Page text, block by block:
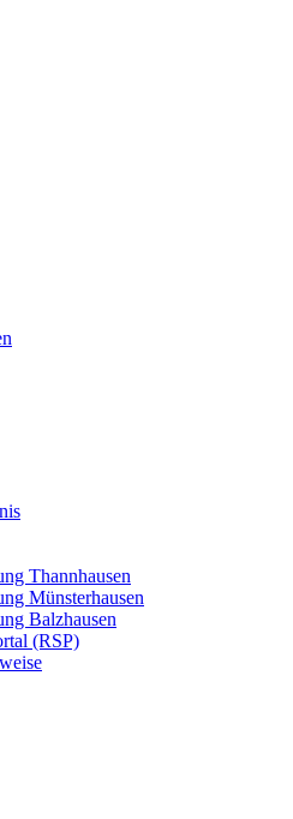
Thannhausen
Münsterhausen
Balzhausen
(RSP)